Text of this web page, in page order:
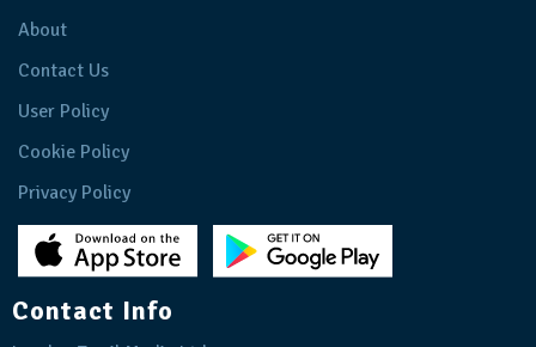
About
Contact Us
User Policy
Cookie Policy
Privacy Policy
Contact Info